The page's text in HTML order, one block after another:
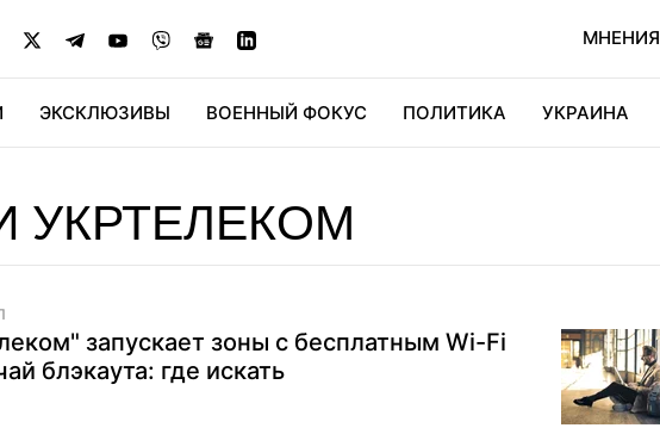
МНЕНИЯ
ЭКСКЛЮЗИВЫ ВОЕННЫЙ ФОКУС ПОЛИТИКА УКРАИНА
УКРТЕЛЕКОМ
запускает зоны с бесплатным Wi-Fi
блэкаута: где искать